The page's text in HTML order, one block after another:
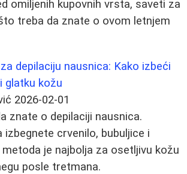
omiljenih kupovnih vrsta, saveti za
treba da znate o ovom letnjem
depilaciju nausnica: Kako izbeći
glatku kožu
2026-02-01
znate o depilaciji nausnica.
izbegnete crvenilo, bubuljice i
je najbolja za osetljivu kožu
posle tretmana.